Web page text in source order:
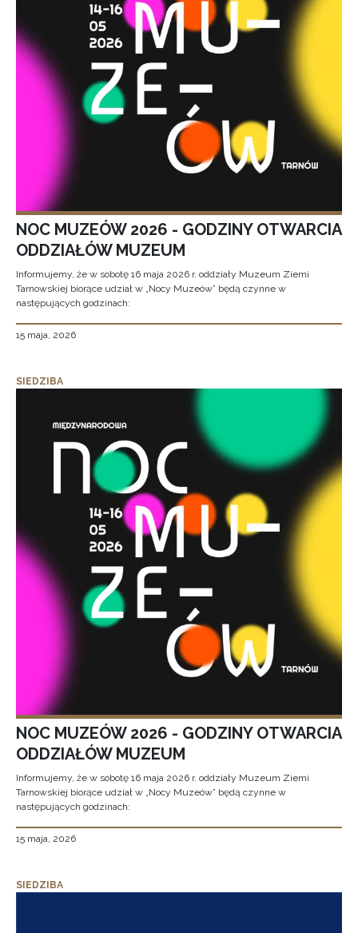
NOC MUZEÓW 2026 - GODZINY OTWARCIA
ODDZIAŁÓW MUZEUM
Informujemy, że w sobotę 16 maja 2026 r. oddziały Muzeum Ziemi
Tarnowskiej biorące udział w „Nocy Muzeów” będą czynne w
następujących godzinach:
15 maja, 2026
SIEDZIBA
NOC MUZEÓW 2026 - GODZINY OTWARCIA
ODDZIAŁÓW MUZEUM
Informujemy, że w sobotę 16 maja 2026 r. oddziały Muzeum Ziemi
Tarnowskiej biorące udział w „Nocy Muzeów” będą czynne w
następujących godzinach:
15 maja, 2026
SIEDZIBA